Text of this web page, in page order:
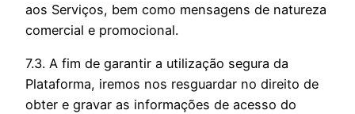
aos Serviços, bem como mensagens de natureza
comercial e promocional.
7.3. A fim de garantir a utilização segura da
Plataforma, iremos nos resguardar no direito de
obter e gravar as informações de acesso do